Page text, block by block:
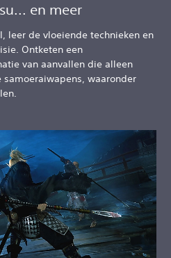
en meer
leer de vloeiende technieken en
Ontketen een
van aanvallen die alleen
waaronder